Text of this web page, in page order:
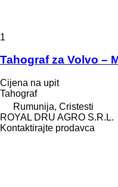
1
Tahograf za Volvo –
Cijena na upit
Tahograf
Rumunija, Cristesti
ROYAL DRU AGRO S.R.L.
Kontaktirajte prodavca